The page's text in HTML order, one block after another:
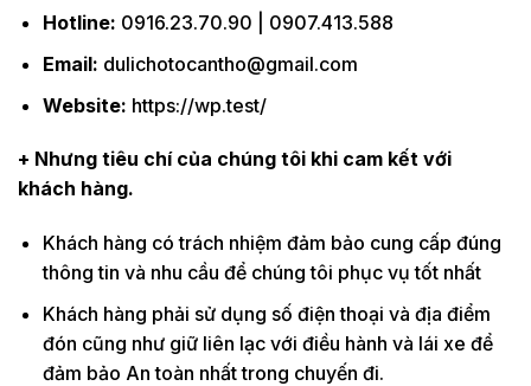
Hotline: 0916.23.70.90 | 0907.413.588
Email: dulichotocantho@gmail.com
Website: https://wp.test/
+ Nhưng tiêu chí của chúng tôi khi cam kết với
khách hàng.
Khách hàng có trách nhiệm đảm bảo cung cấp đúng
thông tin và nhu cầu để chúng tôi phục vụ tốt nhất
Khách hàng phải sử dụng số điện thoại và địa điểm
đón cũng như giữ liên lạc với điều hành và lái xe để
đảm bảo An toàn nhất trong chuyến đi.